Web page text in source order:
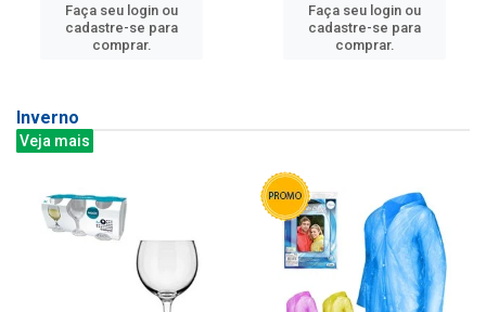
Faça seu login ou
cadastre-se para
comprar.
Faça seu login ou
cadastre-se para
comprar.
Inverno
Veja mais